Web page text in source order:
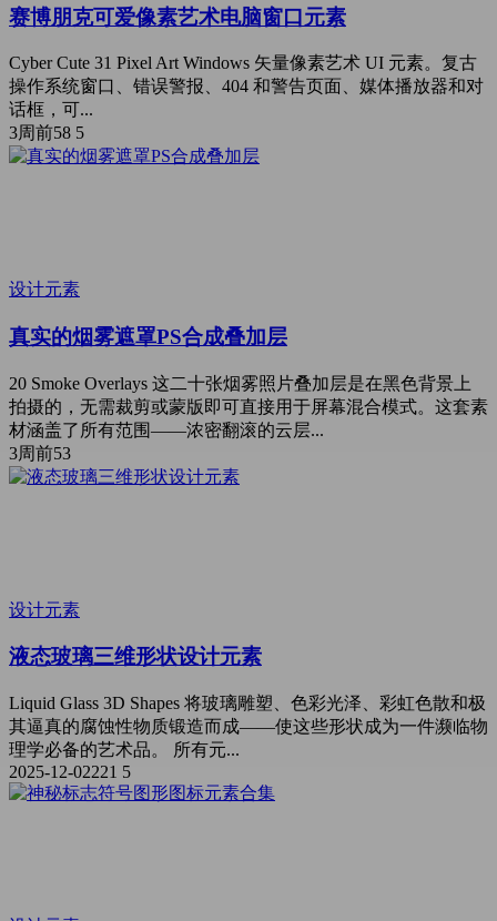
赛博朋克可爱像素艺术电脑窗口元素
Cyber Cute 31 Pixel Art Windows 矢量像素艺术 UI 元素。复古
操作系统窗口、错误警报、404 和警告页面、媒体播放器和对
话框，可...
3周前58 5
设计元素
真实的烟雾遮罩PS合成叠加层
20 Smoke Overlays 这二十张烟雾照片叠加层是在黑色背景上
拍摄的，无需裁剪或蒙版即可直接用于屏幕混合模式。这套素
材涵盖了所有范围——浓密翻滚的云层...
3周前53
设计元素
液态玻璃三维形状设计元素
Liquid Glass 3D Shapes 将玻璃雕塑、色彩光泽、彩虹色散和极
其逼真的腐蚀性物质锻造而成——使这些形状成为一件濒临物
理学必备的艺术品。 所有元...
2025-12-02221 5